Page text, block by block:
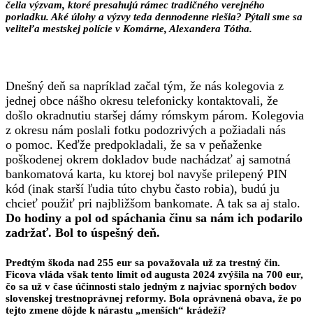
čelia výzvam, ktoré presahujú rámec tradičného verejného
poriadku. Aké úlohy a výzvy teda dennodenne riešia? Pýtali sme sa
veliteľa mestskej polície v Komárne, Alexandera Tótha.
Dnešný deň sa napríklad začal tým, že nás kolegovia z
jednej obce nášho okresu telefonicky kontaktovali, že
došlo okradnutiu staršej dámy rómskym párom. Kolegovia
z okresu nám poslali fotku podozrivých a požiadali nás
o pomoc. Keďže predpokladali, že sa v peňaženke
poškodenej okrem dokladov bude nachádzať aj samotná
bankomatová karta, ku ktorej bol navyše prilepený PIN
kód (inak starší ľudia túto chybu často robia), budú ju
chcieť použiť pri najbližšom bankomate. A tak sa aj stalo.
Do hodiny a pol od spáchania činu sa nám ich podarilo
zadržať. Bol to úspešný deň.
Predtým škoda nad 255 eur sa považovala už za trestný čin.
Ficova vláda však tento limit od augusta 2024 zvýšila na 700 eur,
čo sa už v čase účinnosti stalo jedným z najviac sporných bodov
slovenskej trestnoprávnej reformy. Bola oprávnená obava, že po
tejto zmene dôjde k nárastu „menších“ krádeží?